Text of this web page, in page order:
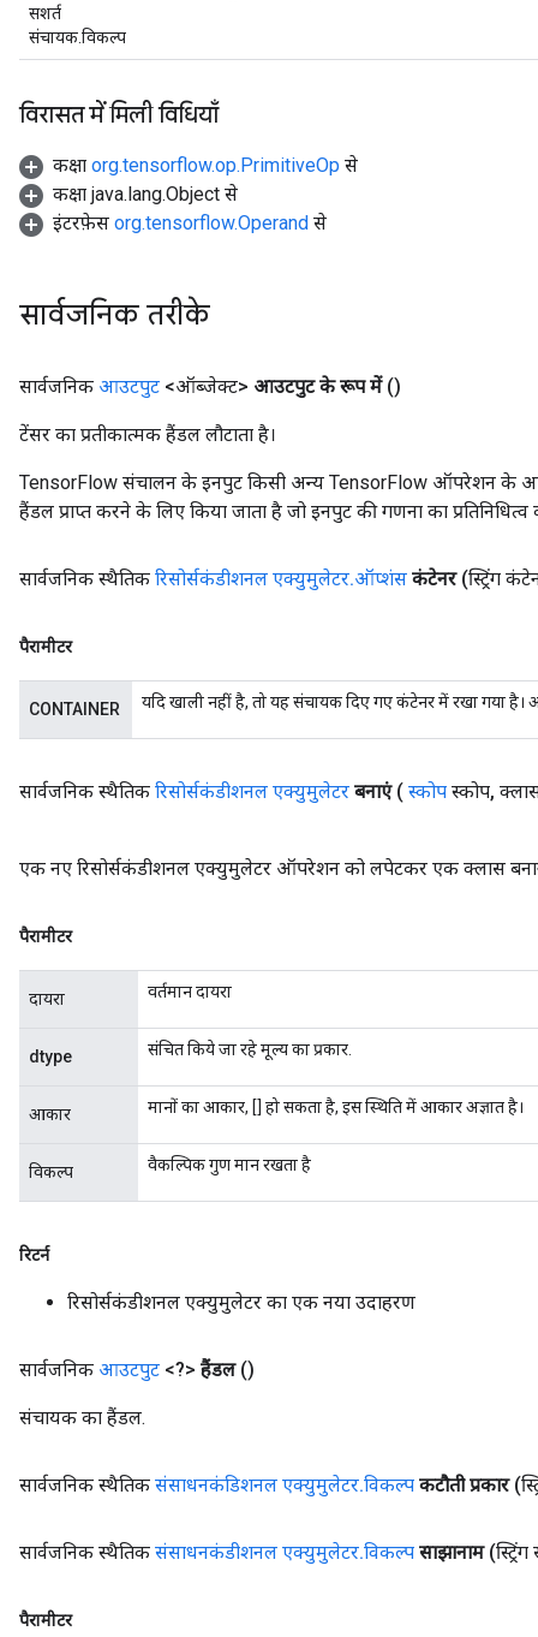
सशर्त
संचायक.विकल्प
विरासत में मिली विधियाँ
कक्षा org.tensorflow.op.PrimitiveOp से
कक्षा java.lang.Object से
इंटरफ़ेस org.tensorflow.Operand से
सार्वजनिक तरीके
सार्वजनिक आउटपुट <ऑब्जेक्ट> आउटपुट के रूप में ()
टेंसर का प्रतीकात्मक हैंडल लौटाता है।
TensorFlow संचालन के इनपुट किसी अन्य TensorFlow ऑपरेशन के
हैंडल प्राप्त करने के लिए किया जाता है जो इनपुट की गणना का प्रतिनिधित्व
सार्वजनिक स्थैतिक रिसोर्सकंडीशनल एक्युमुलेटर.ऑप्शंस कंटेनर (स्ट्रिंग
पैरामीटर
CONTAINER यदि खाली नहीं है, तो यह संचायक दिए गए कंटेनर में रखा गया है।
सार्वजनिक स्थैतिक रिसोर्सकंडीशनल एक्युमुलेटर बनाएं ( स्कोप स्कोप,
एक नए रिसोर्सकंडीशनल एक्युमुलेटर ऑपरेशन को लपेटकर एक क्लास
पैरामीटर
दायरा वर्तमान दायरा
dtype संचित किये जा रहे मूल्य का प्रकार.
आकार मानों का आकार, [] हो सकता है, इस स्थिति में आकार अज्ञात है।
विकल्प वैकल्पिक गुण मान रखता है
रिटर्न
रिसोर्सकंडीशनल एक्युमुलेटर का एक नया उदाहरण
सार्वजनिक आउटपुट <?> हैंडल ()
संचायक का हैंडल.
सार्वजनिक स्थैतिक संसाधनकंडिशनल एक्युमुलेटर.विकल्प कटौती प्रकार
सार्वजनिक स्थैतिक संसाधनकंडीशनल एक्युमुलेटर.विकल्प साझानाम
पैरामीटर